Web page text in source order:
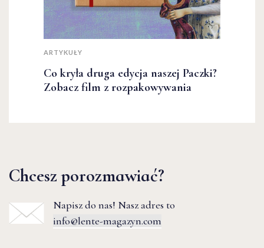
ARTYKUŁY
Co kryła druga edycja naszej Paczki?
Zobacz film z rozpakowywania
Chcesz porozmawiać?
Napisz do nas! Nasz adres to
info@lente-magazyn.com